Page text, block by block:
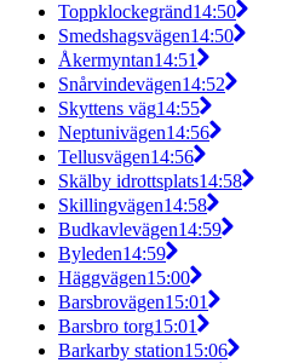
Toppklockegränd14:50
Smedshagsvägen14:50
Åkermyntan14:51
Snårvindevägen14:52
Skyttens väg14:55
Neptunivägen14:56
Tellusvägen14:56
Skälby idrottsplats14:58
Skillingvägen14:58
Budkavlevägen14:59
Byleden14:59
Häggvägen15:00
Barsbrovägen15:01
Barsbro torg15:01
Barkarby station15:06